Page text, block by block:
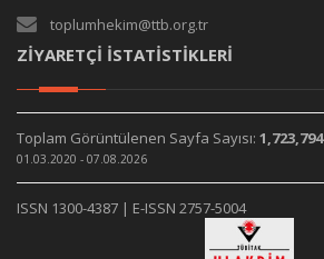
toplumhekim@ttb.org.tr
ZİYARETÇİ İSTATİSTİKLERİ
Toplam Görüntülenen Sayfa Sayısı: 1,723,794
01.03.2020 - 07.08.2026
ISSN 1300-4387 | E-ISSN 2757-5004